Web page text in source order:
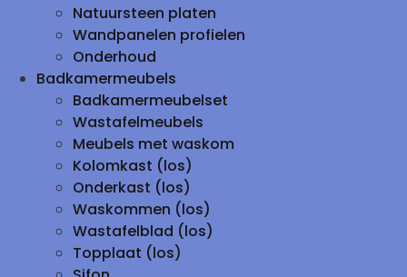
Natuursteen platen
Wandpanelen profielen
Onderhoud
Badkamermeubels
Badkamermeubelset
Wastafelmeubels
Meubels met waskom
Kolomkast (los)
Onderkast (los)
Waskommen (los)
Wastafelblad (los)
Topplaat (los)